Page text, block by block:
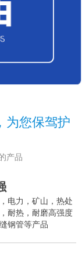
为您保驾护
产品
电力，矿山，热处
耐热，耐磨高强度
钢管等产品